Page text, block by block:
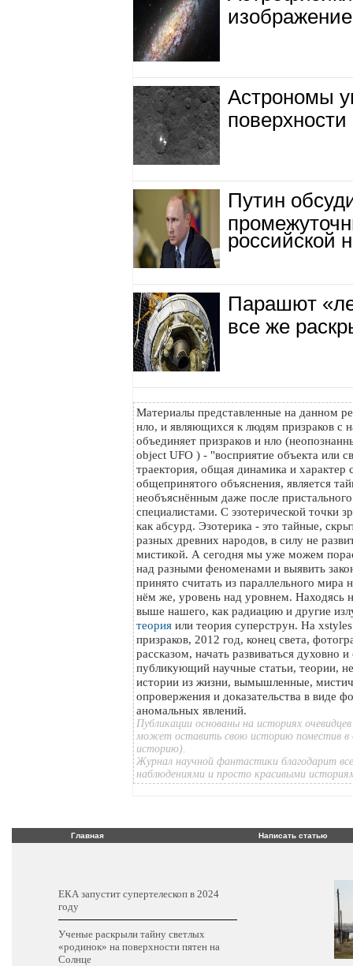
Астрономы
Путин
российской
Парашют
все же
Материалы представленные на данном
нло, и являющихся к людям призраков с
объединяет призраков и нло
object UFO ) - "восприятие объекта или
траектория, общая динамика и характер
общепринятого объяснения, является
необъяснённым даже после
специалистами. С эзотерической точки
как абсурд. Эзотерика - это тайные,
разных древних народов, в силу не
мистикой. А сегодня мы уже можем
над разными феноменами и выявить
принято считать из параллельного мира
нём же, уровень над уровнем. Находясь
выше нашего, как радиацию и другие
теория или теория суперструн. На
призраков, 2012 год, конец света,
рассказом, начать развиваться духовно
публикующий научные статьи, теории,
истории из жизни, вымышленные,
опровержения и доказательства в виде
аномальных явлений.
Публикации основаны на историях
может оставить свою историю поместив в
историю).
Журнал научной фантастики благодарит
наблюдениями и просто красивыми
Главная Написать статью
ЕКА запустит супертелескоп в 2024
году
Ученые раскрыли тайну светлых
«родинок» на поверхности пятен на
Солнце